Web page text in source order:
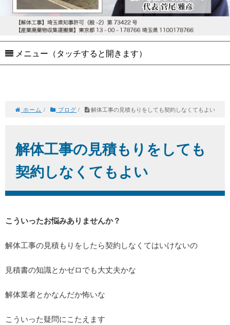
メニュー（タッチすると開きます）
ホーム / ブログ / 解体工事の見積もりをしても契約しなくてもよい
解体工事の見積もりをしても
契約しなくてもよい
こういったお悩みありませんか？
解体工事の見積もりをしたら契約しなくてはいけないの
見積書の知識とかゼロでも大丈夫かな
解体業者とかなんだか怖いな
こういった疑問にこたえます